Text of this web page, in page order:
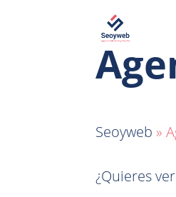
Seoyweb »
¿Quieres